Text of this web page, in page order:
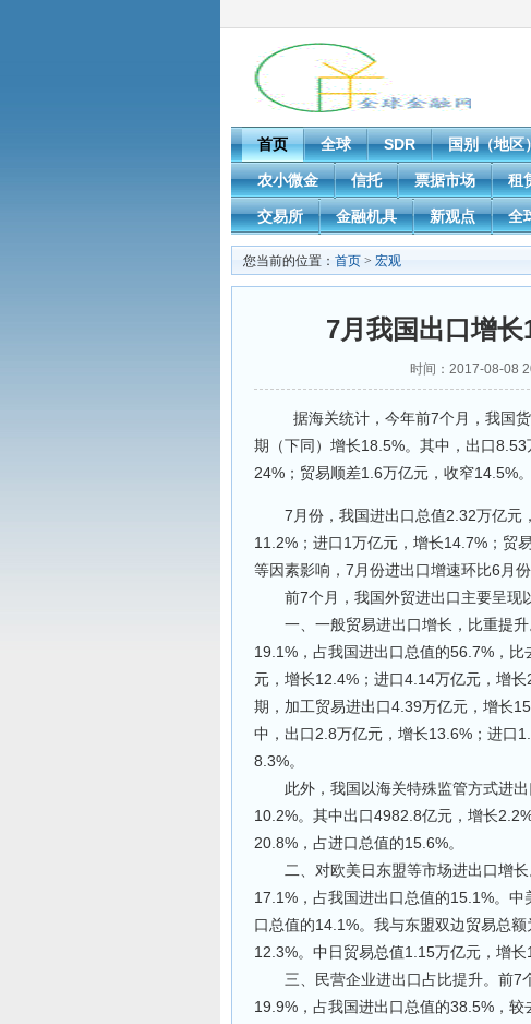
首页 全球 SDR 国别（地区
农小微金 信托 票据市场 租
交易所 金融机具 新观点 全
您当前的位置： 首页 > 宏观
7月我国出口增
时间：2017-08-08
据海关统计，今年前7个月，我国货
期（下同）增长18.5%。其中，出口
24%；贸易顺差1.6万亿元，收窄14.5%。
7月份，我国进出口总值2.32万亿元
11.2%；进口1万亿元，增长14.7%；贸
等因素影响，7月份进出口增速环比6月份
前7个月，我国外贸进出口主要呈现
一、一般贸易进出口增长，比重提升
19.1%，占我国进出口总值的56.7%，
元，增长12.4%；进口4.14万亿元，增
期，加工贸易进出口4.39万亿元，增长
中，出口2.8万亿元，增长13.6%；进口
8.3%。
此外，我国以海关特殊监管方式进出
10.2%。其中出口4982.8亿元，增长
20.8%，占进口总值的15.6%。
二、对欧美日东盟等市场进出口增长
17.1%，占我国进出口总值的15.1%。
口总值的14.1%。我与东盟双边贸易总
12.3%。中日贸易总值1.15万亿元，增长
三、民营企业进出口占比提升。前7
19.9%，占我国进出口总值的38.5%，